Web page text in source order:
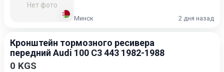
Нет фото
Минск 2 дня назад
Кронштейн тормозного ресивера
передний Audi 100 C3 443 1982-1988
0 KGS